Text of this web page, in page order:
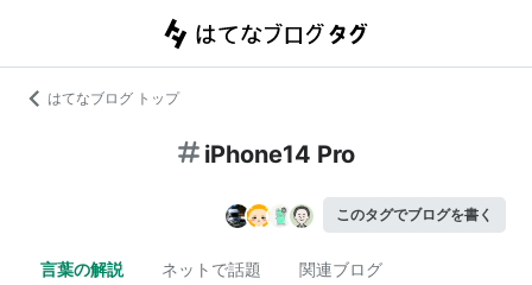
はてなブログ トップ
iPhone14 Pro
このタグでブログを書く
言葉の解説 ネットで話題 関連ブログ